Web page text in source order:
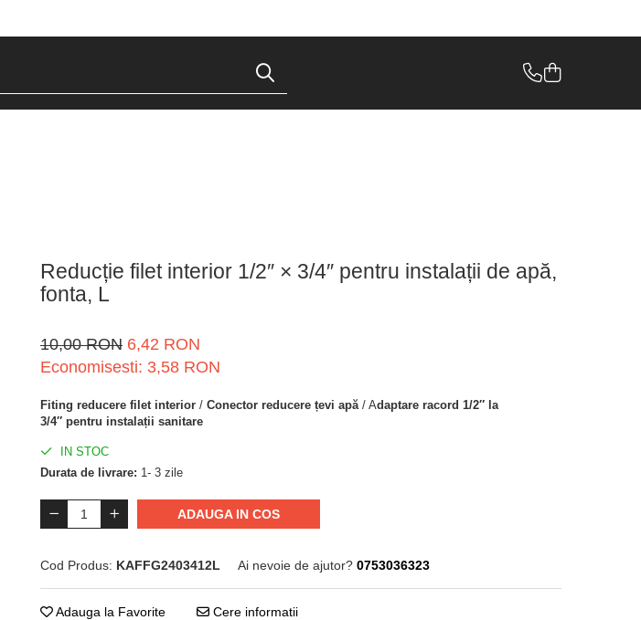
Reducție filet interior 1/2″ × 3/4″ pentru instalații de apă,
fonta, L
10,00 RON 6,42 RON
Economisesti: 3,58 RON
Fiting reducere filet interior / Conector reducere țevi apă/ Adaptare racord 1/2″ la
3/4″ pentru instalații sanitare
IN STOC
Durata de livrare: 1- 3 zile
ADAUGA IN COS
Cod Produs: KAFFG2403412L Ai nevoie de ajutor? 0753036323
Adauga la Favorite Cere informatii